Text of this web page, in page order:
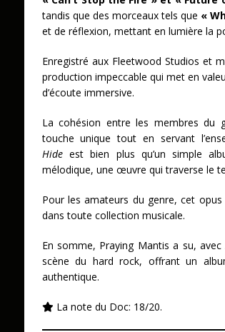
tandis que des morceaux tels que «
et de réflexion, mettant en lumière la
Enregistré aux Fleetwood Studios et
production impeccable qui met en
d’écoute immersive.
La cohésion entre les membres du
touche unique tout en servant
Hideest bien plus qu’un simple
mélodique, une œuvre qui traverse le
Pour les amateurs du genre, cet
dans toute collection musicale.
En somme, Praying Mantis a su, avec
scène du hard rock, offrant un
authentique.
La note du Doc: 18/20.